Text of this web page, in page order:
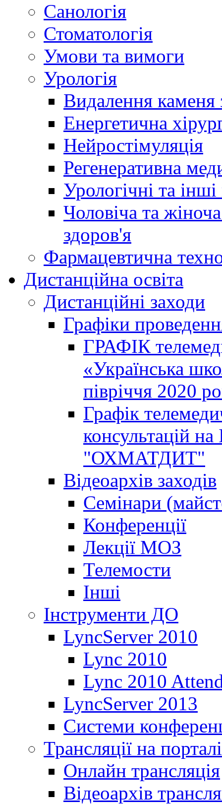
Санологія
Стоматологія
Умови та вимоги
Урологія
Видалення каменя
Енергетична
Нейростімуляція
Регенеративна
Урологічні та
Чоловіча та
здоров'я
Фармацевтична
Дистанційна освіта
Дистанційні заходи
Графіки
ГРАФІК
«Українська
півріччя 2020
Графік
консультацій
"ОХМАТДИТ"
Відеоархів заходів
Семінари
Конференції
Лекції МОЗ
Телемости
Інші
Інструменти ДО
LyncServer 2010
Lync 2010
Lync 2010
LyncServer 2013
Системи
Трансляції на порталі
Онлайн трансляція
Відеоархів